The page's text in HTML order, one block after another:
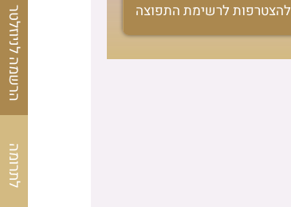
להצטרפות לרשימת התפוצה הרשמה לניוזלטר
לתרומה